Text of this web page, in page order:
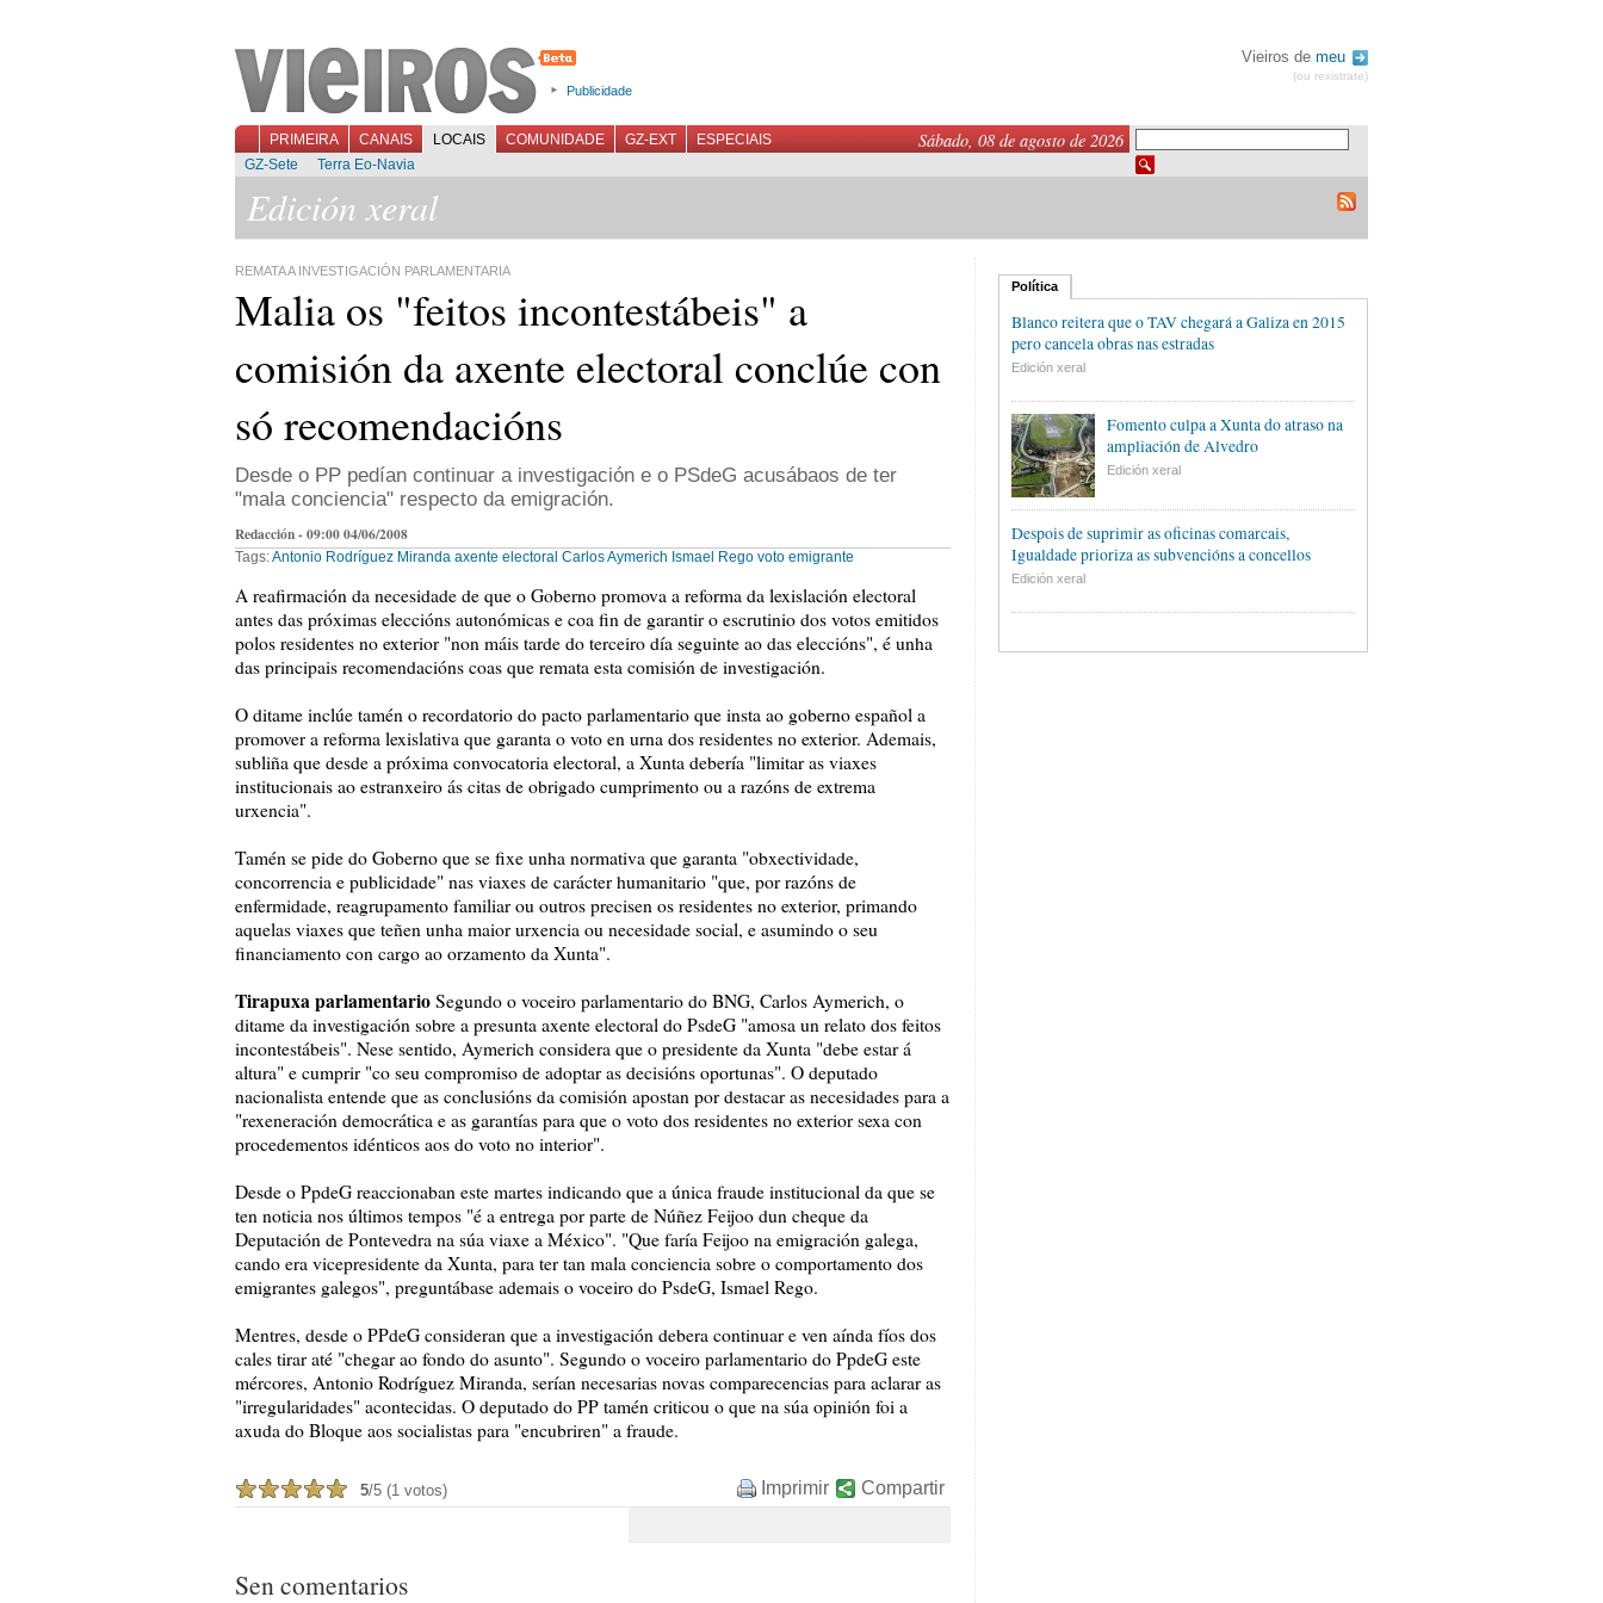
Publicidade
Vieiros de meu
(ou rexistrate)
Sábado, 08 de agosto de 2026
PRIMEIRA CANAIS LOCAIS COMUNIDADE GZ-EXT
ESPECIAIS
GZ-Sete
Terra Eo-Navia
Edición xeral
REMATA A INVESTIGACIÓN PARLAMENTARIA
Malia os "feitos incontestábeis" a
comisión da axente electoral conclúe con
só recomendacións
Desde o PP pedían continuar a investigación e o PSdeG acusábaos de ter
"mala conciencia" respecto da emigración.
Redacción - 09:00 04/06/2008
Tags:Antonio Rodríguez Miranda axente electoral Carlos Aymerich Ismael Rego voto emigrante
A reafirmación da necesidade de que o Goberno promova a reforma da lexislación electoral
antes das próximas eleccións autonómicas e coa fin de garantir o escrutinio dos votos emitidos
polos residentes no exterior "non máis tarde do terceiro día seguinte ao das eleccións", é unha
das principais recomendacións coas que remata esta comisión de investigación.
O ditame inclúe tamén o recordatorio do pacto parlamentario que insta ao goberno español a
promover a reforma lexislativa que garanta o voto en urna dos residentes no exterior. Ademais,
subliña que desde a próxima convocatoria electoral, a Xunta debería "limitar as viaxes
institucionais ao estranxeiro ás citas de obrigado cumprimento ou a razóns de extrema
urxencia".
Tamén se pide do Goberno que se fixe unha normativa que garanta "obxectividade,
concorrencia e publicidade" nas viaxes de carácter humanitario "que, por razóns de
enfermidade, reagrupamento familiar ou outros precisen os residentes no exterior, primando
aquelas viaxes que teñen unha maior urxencia ou necesidade social, e asumindo o seu
financiamento con cargo ao orzamento da Xunta".
Tirapuxa parlamentario Segundo o voceiro parlamentario do BNG, Carlos Aymerich, o
ditame da investigación sobre a presunta axente electoral do PsdeG "amosa un relato dos feitos
incontestábeis". Nese sentido, Aymerich considera que o presidente da Xunta "debe estar á
altura" e cumprir "co seu compromiso de adoptar as decisións oportunas". O deputado
nacionalista entende que as conclusións da comisión apostan por destacar as necesidades para a
"rexeneración democrática e as garantías para que o voto dos residentes no exterior sexa con
procedementos idénticos aos do voto no interior".
Desde o PpdeG reaccionaban este martes indicando que a única fraude institucional da que se
ten noticia nos últimos tempos "é a entrega por parte de Núñez Feijoo dun cheque da
Deputación de Pontevedra na súa viaxe a México". "Que faría Feijoo na emigración galega,
cando era vicepresidente da Xunta, para ter tan mala conciencia sobre o comportamento dos
emigrantes galegos", preguntábase ademais o voceiro do PsdeG, Ismael Rego.
Mentres, desde o PPdeG consideran que a investigación debera continuar e ven aínda fíos dos
cales tirar até "chegar ao fondo do asunto". Segundo o voceiro parlamentario do PpdeG este
mércores, Antonio Rodríguez Miranda, serían necesarias novas comparecencias para aclarar as
"irregularidades" acontecidas. O deputado do PP tamén criticou o que na súa opinión foi a
axuda do Bloque aos socialistas para "encubriren" a fraude.
5/5 (1 votos) Compartir
Imprimir
Sen comentarios
Política
Blanco reitera que o TAV chegará a Galiza en 2015
pero cancela obras nas estradas
Edición xeral
Fomento culpa a Xunta do atraso na
ampliación de Alvedro
Edición xeral
Despois de suprimir as oficinas comarcais,
Igualdade prioriza as subvencións a concellos
Edición xeral